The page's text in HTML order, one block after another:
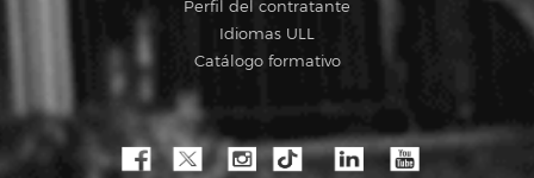
Perfil del contratante
Idiomas ULL
Catálogo formativo